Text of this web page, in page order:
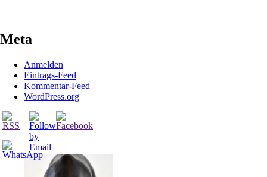
Meta
Anmelden
Eintrags-Feed
Kommentar-Feed
WordPress.org